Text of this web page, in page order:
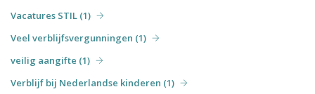
Vacatures STIL (1)
Veel verblijfsvergunningen (1)
veilig aangifte (1)
Verblijf bij Nederlandse kinderen (1)